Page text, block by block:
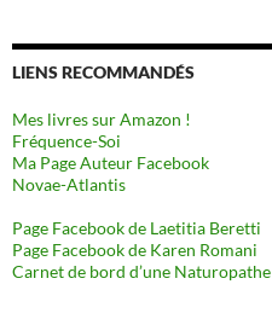
LIENS RECOMMANDÉS
Mes livres sur Amazon !
Fréquence-Soi
Ma Page Auteur Facebook
Novae-Atlantis
Page Facebook de Laetitia Beretti
Page Facebook de Karen Romani
Carnet de bord d’une Naturopathe